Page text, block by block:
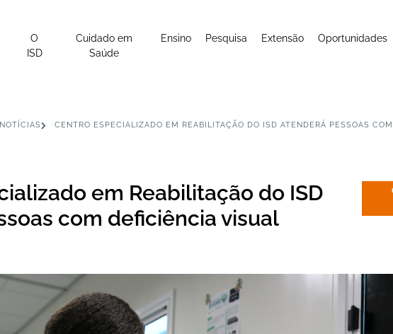
O
ISD
Cuidado em
Saúde
Ensino Pesquisa Extensão Oportunidades
NOTÍCIAS CENTRO ESPECIALIZADO EM REABILITAÇÃO DO ISD ATENDERÁ PESSOAS
em Reabilitação do ISD
com deficiência visual